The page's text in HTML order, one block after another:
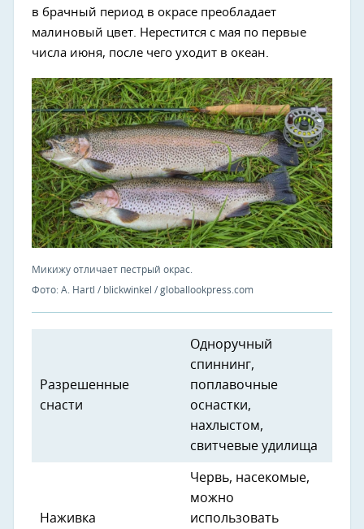
в брачный период в окрасе преобладает
малиновый цвет. Нерестится с мая по первые
числа июня, после чего уходит в океан.
Микижу отличает пестрый окрас.
Фото: A. Hartl / blickwinkel / globallookpress.com
Разрешенные
снасти
Одноручный
спиннинг,
поплавочные
оснастки,
нахлыстом,
свитчевые удилища
Наживка
Червь, насекомые,
можно
использовать